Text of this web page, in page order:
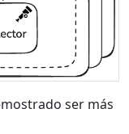
ser más